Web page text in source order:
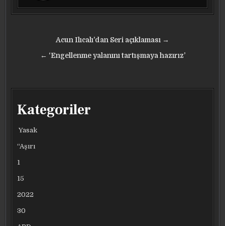
gezinmesi
Acun Ilıcalı’dan Seri açıklaması →
← ‘Engellenme yalanını tartışmaya hazırız’
Kategoriler
Yasak
“Aşırı
1
15
2022
30